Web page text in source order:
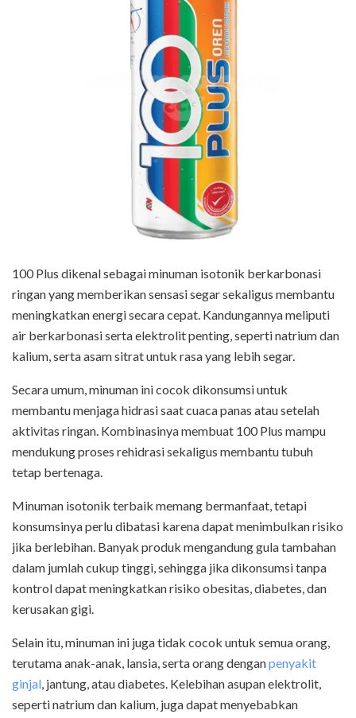
100 Plus dikenal sebagai minuman isotonik berkarbonasi
ringan yang memberikan sensasi segar sekaligus membantu
meningkatkan energi secara cepat. Kandungannya meliputi
air berkarbonasi serta elektrolit penting, seperti natrium dan
kalium, serta asam sitrat untuk rasa yang lebih segar.
Secara umum, minuman ini cocok dikonsumsi untuk
membantu menjaga hidrasi saat cuaca panas atau setelah
aktivitas ringan. Kombinasinya membuat 100 Plus mampu
mendukung proses rehidrasi sekaligus membantu tubuh
tetap bertenaga.
Minuman isotonik terbaik memang bermanfaat, tetapi
konsumsinya perlu dibatasi karena dapat menimbulkan risiko
jika berlebihan. Banyak produk mengandung gula tambahan
dalam jumlah cukup tinggi, sehingga jika dikonsumsi tanpa
kontrol dapat meningkatkan risiko obesitas, diabetes, dan
kerusakan gigi.
Selain itu, minuman ini juga tidak cocok untuk semua orang,
terutama anak-anak, lansia, serta orang denganpenyakit
ginjal , jantung, atau diabetes. Kelebihan asupan elektrolit,
seperti natrium dan kalium, juga dapat menyebabkan